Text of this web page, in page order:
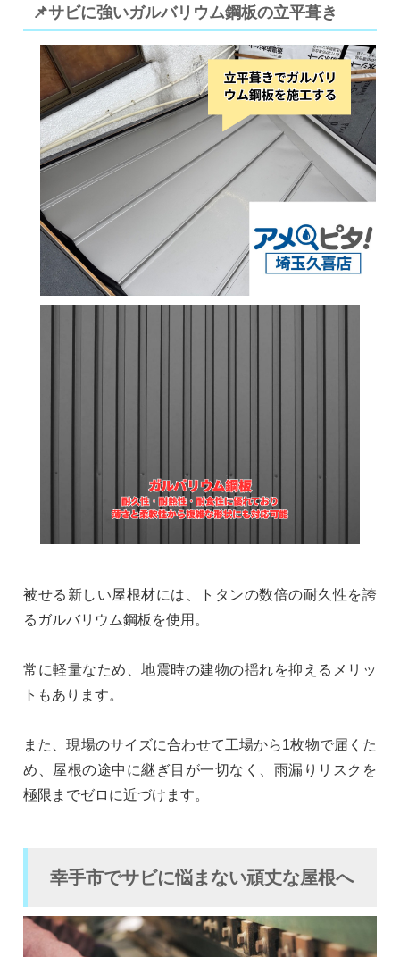
📌サビに強いガルバリウム鋼板の立平葺き
被せる新しい屋根材には、トタンの数倍の耐久性を誇
るガルバリウム鋼板を使用。
常に軽量なため、地震時の建物の揺れを抑えるメリッ
トもあります。
また、現場のサイズに合わせて工場から1枚物で届くた
め、屋根の途中に継ぎ目が一切なく、雨漏りリスクを
極限までゼロに近づけます。
幸手市でサビに悩まない頑丈な屋根へ